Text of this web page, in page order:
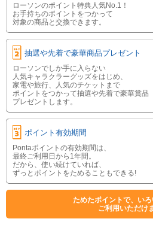
ローソンのポイント特典人気No.1！
お手持ちのポイントをつかって
対象の商品と交換できます。
抽選や先着で豪華商品プレゼント
ローソンでしか手に入らない
人気キャラクラーグッズをはじめ、
家電や旅行、人気のチケットまで
ポイントをつかって抽選や先着で豪華賞品
プレゼントします。
ポイント有効期間
Pontaポイントの有効期間は、
最終ご利用日から1年間。
だから、使い続けていれば、
ずっとポイントをためることもできる!
ためたポイントで、い
ご利用いただけ